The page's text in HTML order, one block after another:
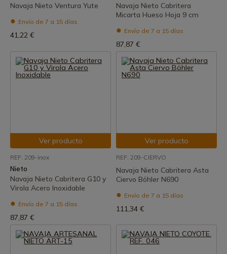
Navaja Nieto Ventura Yute
Envío de 7 a 15 días
41,22 €
Navaja Nieto Cabritera
Micarta Hueso Hoja 9 cm
Envío de 7 a 15 días
87,87 €
Ver producto
REF: 209-inox
Nieto
Navaja Nieto Cabritera G10 y
Virola Acero Inoxidable
Envío de 7 a 15 días
87,87 €
Ver producto
REF: 209-CIERVO
Navaja Nieto Cabritera Asta
Ciervo Böhler N690
Envío de 7 a 15 días
111,34 €